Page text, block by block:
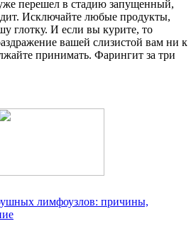
перешел в стадию запущенный,
Исключайте любые продукты,
глотку. И если вы курите, то
вашей слизистой вам ни к
принимать. Фарингит за три
лимфоузлов: причины,